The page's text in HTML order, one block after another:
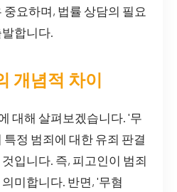
요하며, 법률 상담의 필요
합니다.
개념적 차이
대해 살펴보겠습니다. '무
정 범죄에 대한 유죄 판결
입니다. 즉, 피고인이 범죄
미합니다. 반면, '무혐